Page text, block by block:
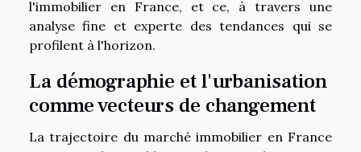
l'immobilier en France, et ce, à travers une
analyse fine et experte des tendances qui se
profilent à l'horizon.
La démographie et l'urbanisation
comme vecteurs de changement
La trajectoire du marché immobilier en France